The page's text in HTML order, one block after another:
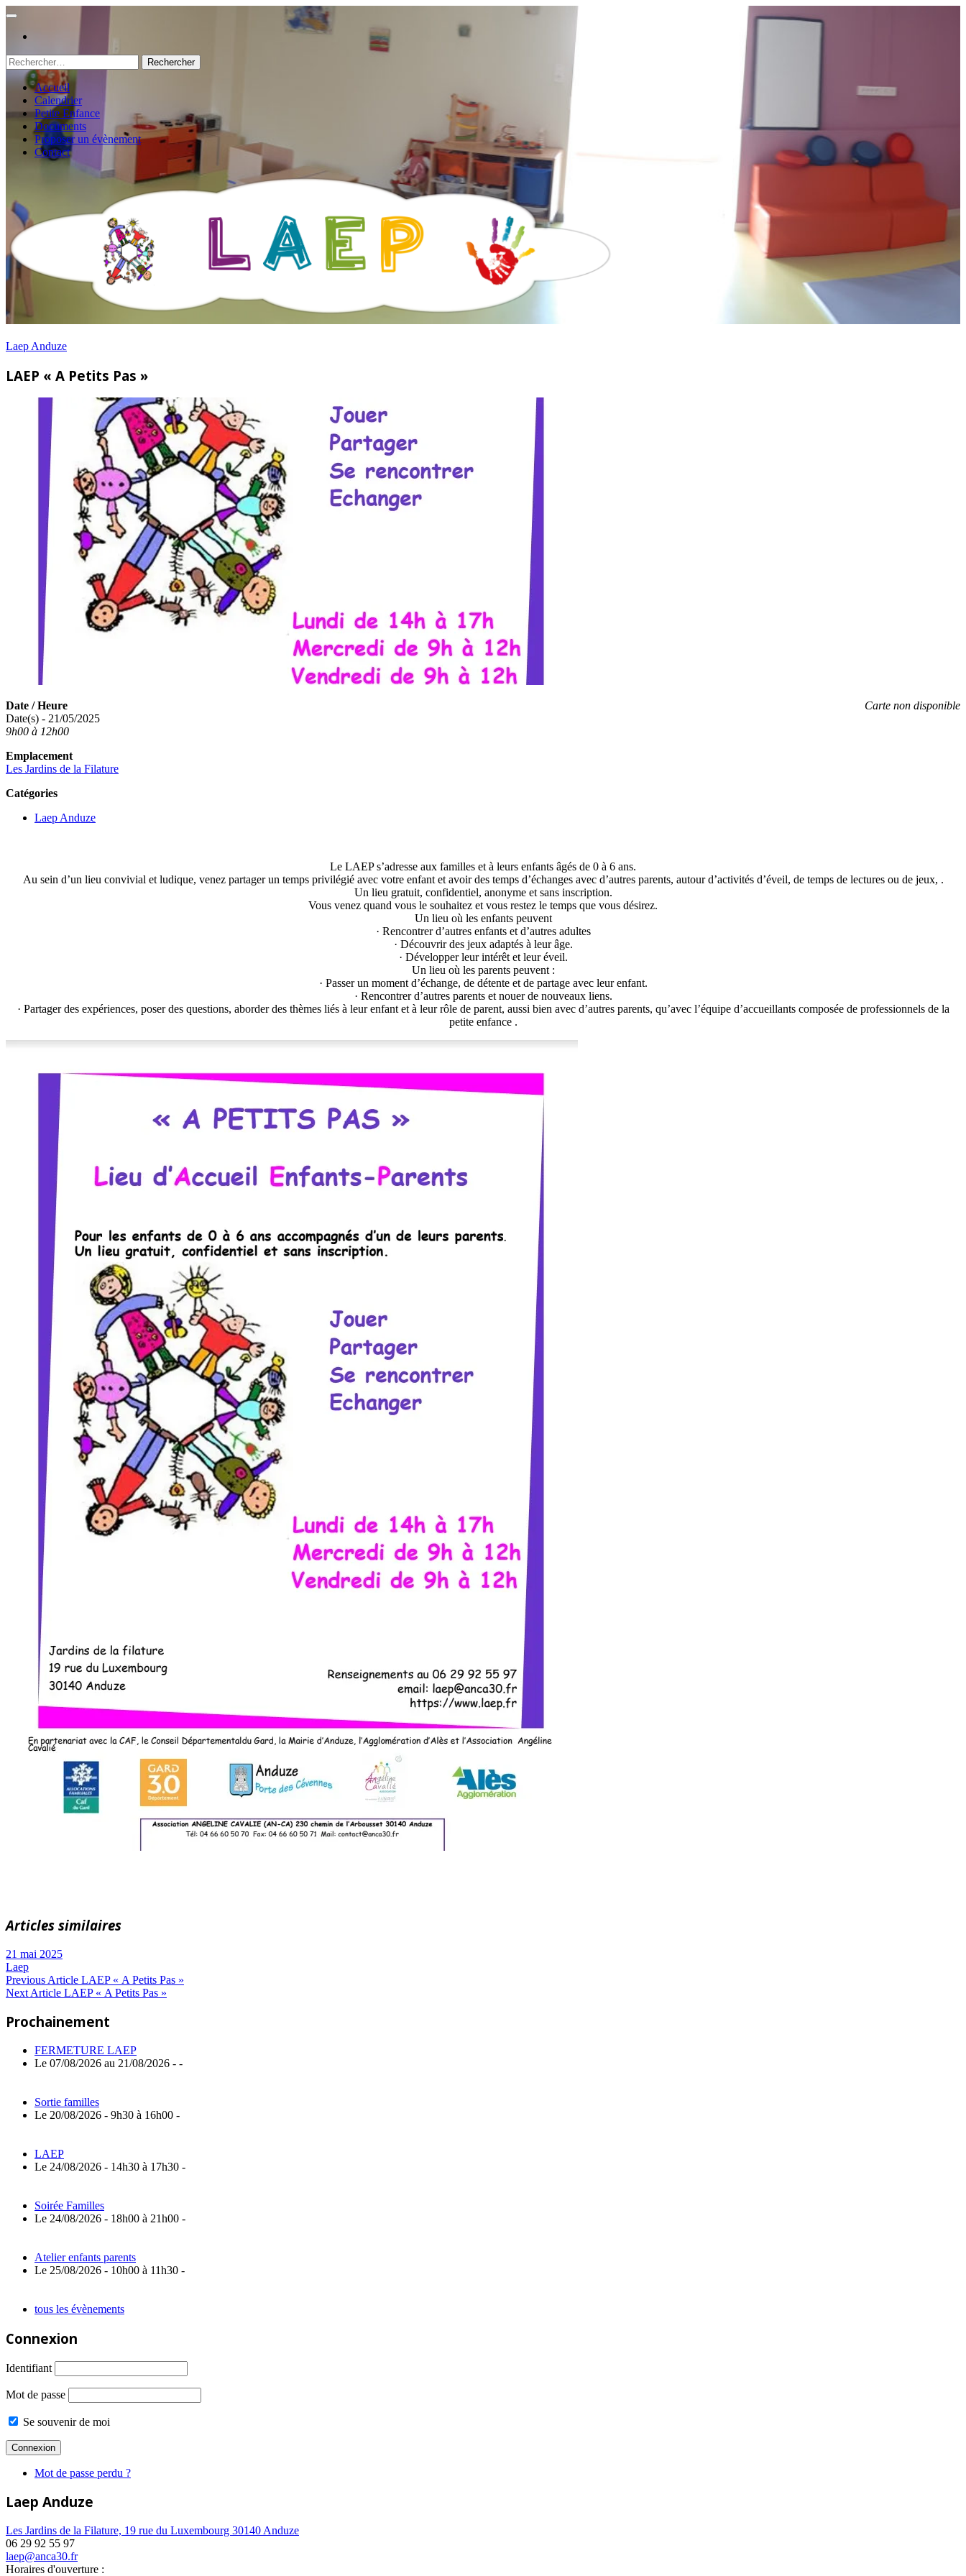
Rechercher :
Accueil
Calendrier
Petite Enfance
Documents
Proposer un évènement
Contact
Laep Anduze
LAEP « A Petits Pas »
Carte non disponible
Date / Heure
Date(s) - 21/05/2025
9h00 à 12h00
Emplacement
Les Jardins de la Filature
Catégories
Laep Anduze
Le LAEP s’adresse aux familles et à leurs enfants âgés de 0 à 6 ans.
Au sein d’un lieu convivial et ludique, venez partager un temps privilégié avec votre enfant et avoir des temps d’échanges avec d’autres parents, autour d’activités d’éveil, de temps de lectures ou de jeux, .
Un lieu gratuit, confidentiel, anonyme et sans inscription.
Vous venez quand vous le souhaitez et vous restez le temps que vous désirez.
Un lieu où les enfants peuvent
· Rencontrer d’autres enfants et d’autres adultes
· Découvrir des jeux adaptés à leur âge.
· Développer leur intérêt et leur éveil.
Un lieu où les parents peuvent :
· Passer un moment d’échange, de détente et de partage avec leur enfant.
· Rencontrer d’autres parents et nouer de nouveaux liens.
· Partager des expériences, poser des questions, aborder des thèmes liés à leur enfant et à leur rôle de parent, aussi bien avec d’autres parents, qu’avec l’équipe d’accueillants composée de professionnels de la
petite enfance .
Articles similaires
21 mai 2025
Laep
Navigation
l’article
Previous ArticlePrevious
Post:
LAEP « A Petits Pas »
Next ArticleNext
LAEP « A Petits Pas »
Prochainement
FERMETURE LAEP
Le 07/08/2026 au 21/08/2026 - -
Sortie familles
Le 20/08/2026 - 9h30 à 16h00 -
LAEP
Le 24/08/2026 - 14h30 à 17h30 -
Soirée Familles
Le 24/08/2026 - 18h00 à 21h00 -
Atelier enfants parents
Le 25/08/2026 - 10h00 à 11h30 -
tous les évènements
Connexion
Identifiant
Mot de passe
Se souvenir de moi
Mot de passe perdu ?
Laep Anduze
Les Jardins de la Filature, 19 rue du Luxembourg 30140 Anduze
06 29 92 55 97
laep@anca30.fr
Horaires d'ouverture :